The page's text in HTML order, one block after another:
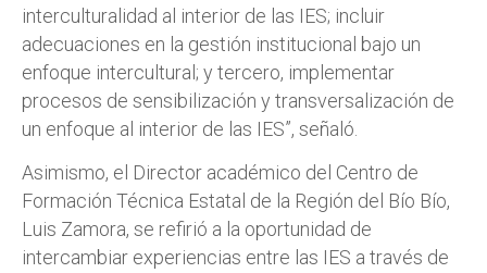
interculturalidad al interior de las IES; incluir
adecuaciones en la gestión institucional bajo un
enfoque intercultural; y tercero, implementar
procesos de sensibilización y transversalización de
un enfoque al interior de las IES”, señaló.
Asimismo, el Director académico del Centro de
Formación Técnica Estatal de la Región del Bío Bío,
Luis Zamora, se refirió a la oportunidad de
intercambiar experiencias entre las IES a través de